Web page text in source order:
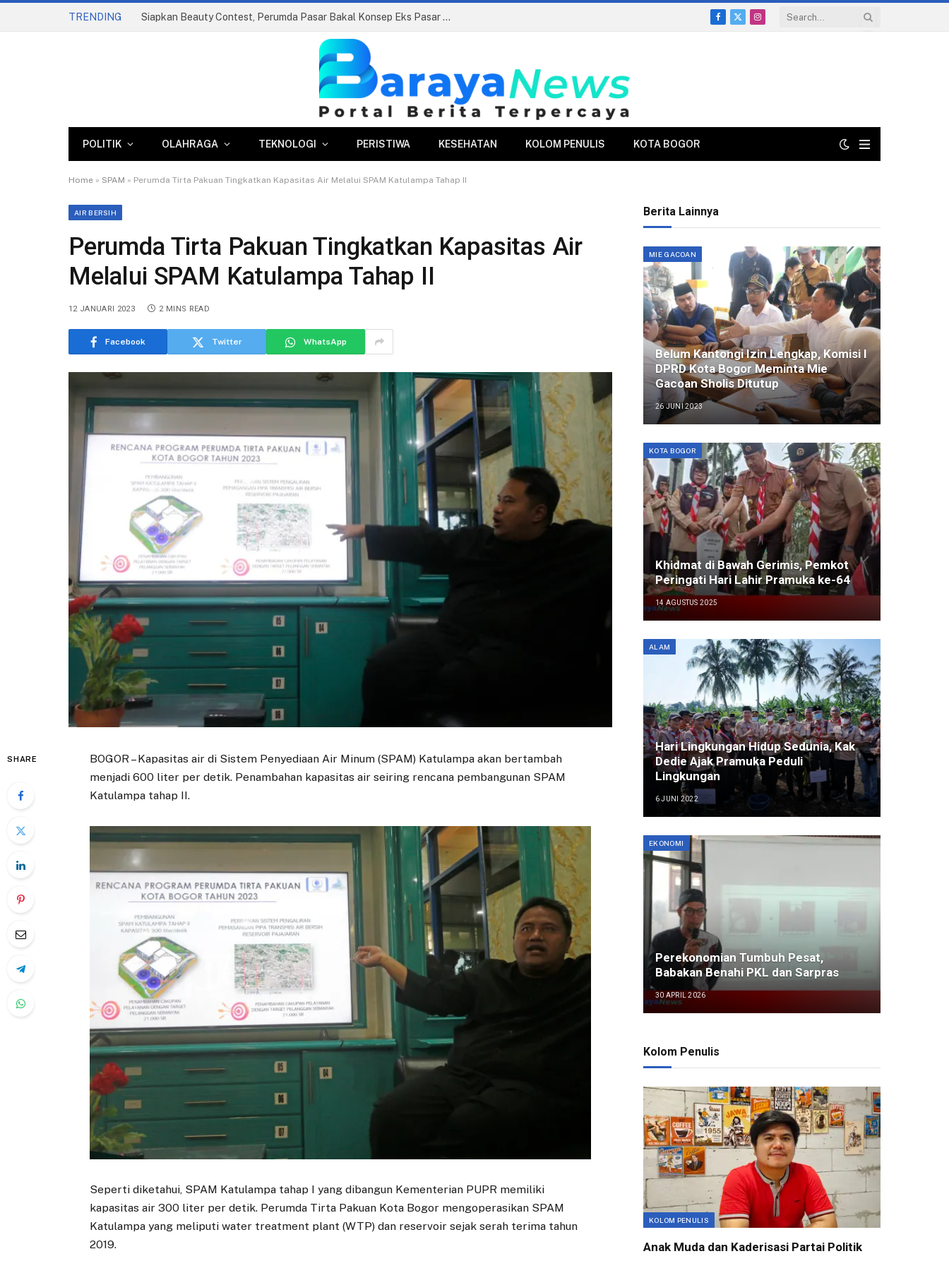
TRENDING Siapkan Beauty Contest, Perumda Pasar Bakal Konsep Eks Pasar Bogor Jadi Kawasan Terpadu
Facebook
X
Instagram
POLITIK OLAHRAGA TEKNOLOGI PERISTIWA KESEHATAN KOLOM PENULIS KOTA BOGOR
Home » SPAM » Perumda Tirta Pakuan Tingkatkan Kapasitas Air Melalui SPAM Katulampa Tahap II
AIR BERSIH
Perumda Tirta Pakuan Tingkatkan Kapasitas Air
Melalui SPAM Katulampa Tahap II
12 JANUARI 2023 2 MINS READ
Facebook Twitter WhatsApp
SHARE
BOGOR – Kapasitas air di Sistem Penyediaan Air Minum (SPAM) Katulampa akan bertambah
menjadi 600 liter per detik. Penambahan kapasitas air seiring rencana pembangunan SPAM
Katulampa tahap II.
Seperti diketahui, SPAM Katulampa tahap I yang dibangun Kementerian PUPR memiliki
kapasitas air 300 liter per detik. Perumda Tirta Pakuan Kota Bogor mengoperasikan SPAM
Katulampa yang meliputi water treatment plant (WTP) dan reservoir sejak serah terima tahun
2019.
Berita Lainnya
MIE GACOAN
Belum Kantongi Izin Lengkap, Komisi I
DPRD Kota Bogor Meminta Mie
Gacoan Sholis Ditutup
26 JUNI 2023
KOTA BOGOR
Khidmat di Bawah Gerimis, Pemkot
Peringati Hari Lahir Pramuka ke-64
14 AGUSTUS 2025
ALAM
Hari Lingkungan Hidup Sedunia, Kak
Dedie Ajak Pramuka Peduli
Lingkungan
6 JUNI 2022
EKONOMI
Perekonomian Tumbuh Pesat,
Babakan Benahi PKL dan Sarpras
30 APRIL 2026
Kolom Penulis
KOLOM PENULIS
Anak Muda dan Kaderisasi Partai Politik